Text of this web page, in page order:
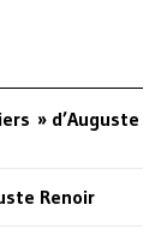
» d’Auguste
Renoir